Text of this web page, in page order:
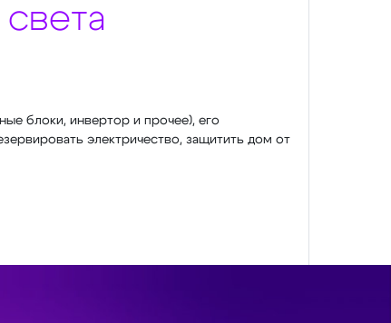
блоки, инвертор и прочее), его
электричество, защитить дом от